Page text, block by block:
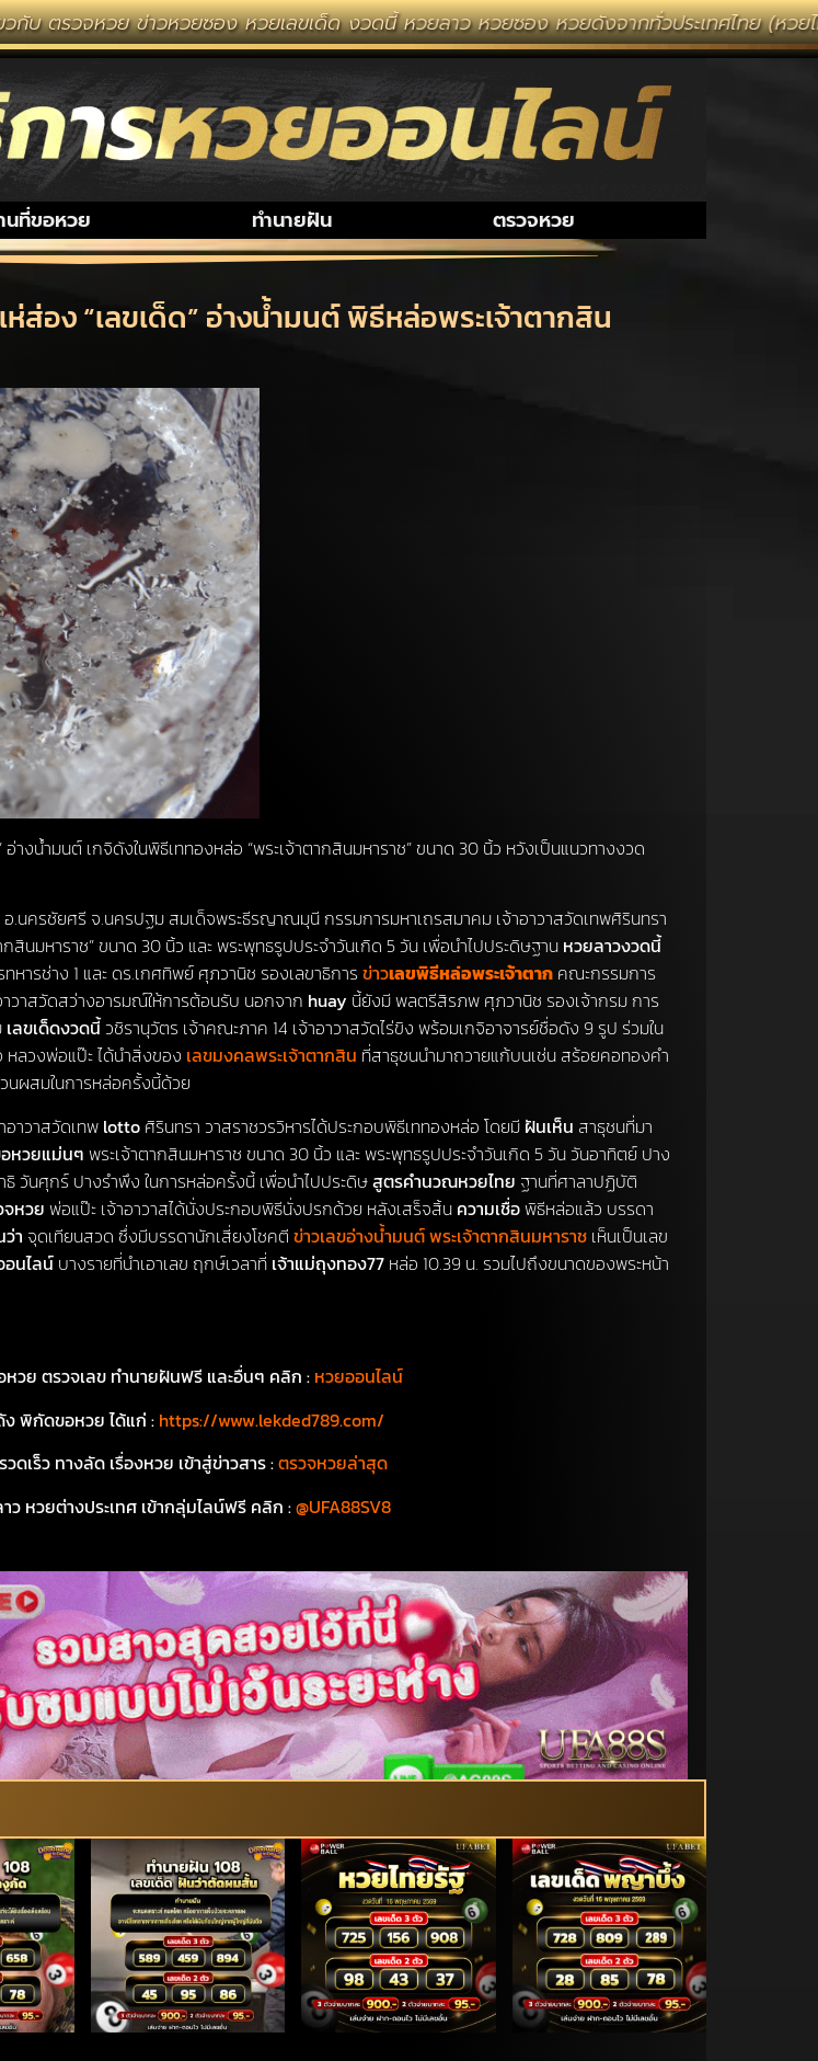
ข่าวหวยซอง หวยเลขเด็ด งวดนี้ หวยลาว หวยซอง หวยดังจากทั่วประเทศไทย (หวยไทยรัฐ หวยแม่
นที่ขอหวย ทำนายฝัน ตรวจหวย
ห่ส่อง “เลขเด็ด” อ่างน้ำมนต์ พิธีหล่อพระเจ้าตากสิน
างน้ำมนต์ เกจิดังในพิธีเททองหล่อ “พระเจ้าตากสินมหาราช” ขนาด 30 นิ้ว หวังเป็นแนวทางงวด
.นครชัยศรี จ.นครปฐม สมเด็จพระธีรญาณมุนี กรรมการมหาเถรสมาคม เจ้าอาวาสวัดเทพศิรินทรา
สินมหาราช” ขนาด 30 นิ้ว และ พระพุทธรูปประจำวันเกิด 5 วัน เพื่อนำไปประดิษฐาน หวยลาวงวดนี้
ทหารช่าง 1 และ ดร.เกศทิพย์ ศุภวานิช รองเลขาธิการข่าวเลขพิธีหล่อพระเจ้าตาก คณะกรรมการ
าวาสวัดสว่างอารมณ์ให้การต้อนรับ นอกจาก huay นี้ยังมี พลตรีสิรภพ ศุภวานิช รองเจ้ากรม การ
เลขเด็ดงวดนี้วชิรานุวัตร เจ้าคณะภาค 14 เจ้าอาวาสวัดไร่ขิง พร้อมเกจิอาจารย์ชื่อดัง 9 รูป ร่วมใน
หลวงพ่อแป๊ะ ได้นำสิ่งของ เลขมงคลพระเจ้าตากสิน ที่สาธุชนนำมาถวายแก้บนเช่น สร้อยคอทองคำ
นผสมในการหล่อครั้งนี้ด้วย
าวาสวัดเทพ lotto ศิรินทรา วาสราชวรวิหารได้ประกอบพิธีเททองหล่อ โดยมี ฝันเห็น สาธุชนที่มา
หวยแม่นๆ พระเจ้าตากสินมหาราช ขนาด 30 นิ้ว และ พระพุทธรูปประจำวันเกิด 5 วัน วันอาทิตย์ ปาง
นศุกร์ ปางรำพึง ในการหล่อครั้งนี้ เพื่อนำไปประดิษสูตรคำนวณหวยไทย ฐานที่ศาลาปฏิบัติ
จหวย พ่อแป๊ะ เจ้าอาวาสได้นั่งประกอบพิธีนั่งปรกด้วย หลังเสร็จสิ้น ความเชื่อพิธีหล่อแล้ว บรรดา
า จุดเทียนสวด ซึ่งมีบรรดานักเสี่ยงโชคตี ข่าวเลขอ่างน้ำมนต์ พระเจ้าตากสินมหาราช เห็นเป็นเลข
อนไลน์ บางรายที่นำเอาเลข ฤกษ์เวลาที่ เจ้าแม่ถุงทอง77 หล่อ 10.39 น. รวมไปถึงขนาดของพระหน้า
วย ตรวจเลข ทำนายฝันฟรี และอื่นๆ คลิก : หวยออนไลน์
พิกัดขอหวย ได้แก่ : https://www.lekded789.com/
เร็ว ทางลัด เรื่องหวย เข้าสู่ข่าวสาร :ตรวจหวยล่าสุด
ว หวยต่างประเทศ เข้ากลุ่มไลน์ฟรี คลิก :@UFA88SV8